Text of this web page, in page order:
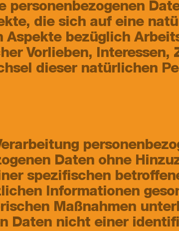
personenbezogenen
die sich auf eine
Aspekte bezüglich
Vorlieben, Interessen,
dieser natürlichen
Daten ohne
spezifischen
Informationen
Maßnahmen
Daten nicht einer